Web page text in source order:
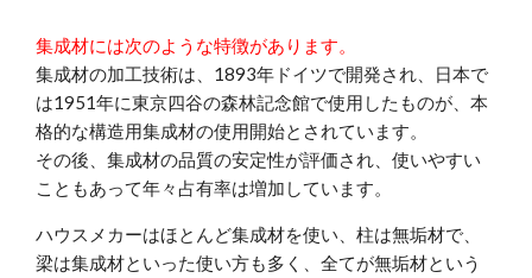
集成材には次のような特徴があります。
集成材の加工技術は、1893年ドイツで開発され、日本で
は1951年に東京四谷の森林記念館で使用したものが、本
格的な構造用集成材の使用開始とされています。
その後、集成材の品質の安定性が評価され、使いやすい
こともあって年々占有率は増加しています。
ハウスメカーはほとんど集成材を使い、柱は無垢材で、
梁は集成材といった使い方も多く、全てが無垢材という